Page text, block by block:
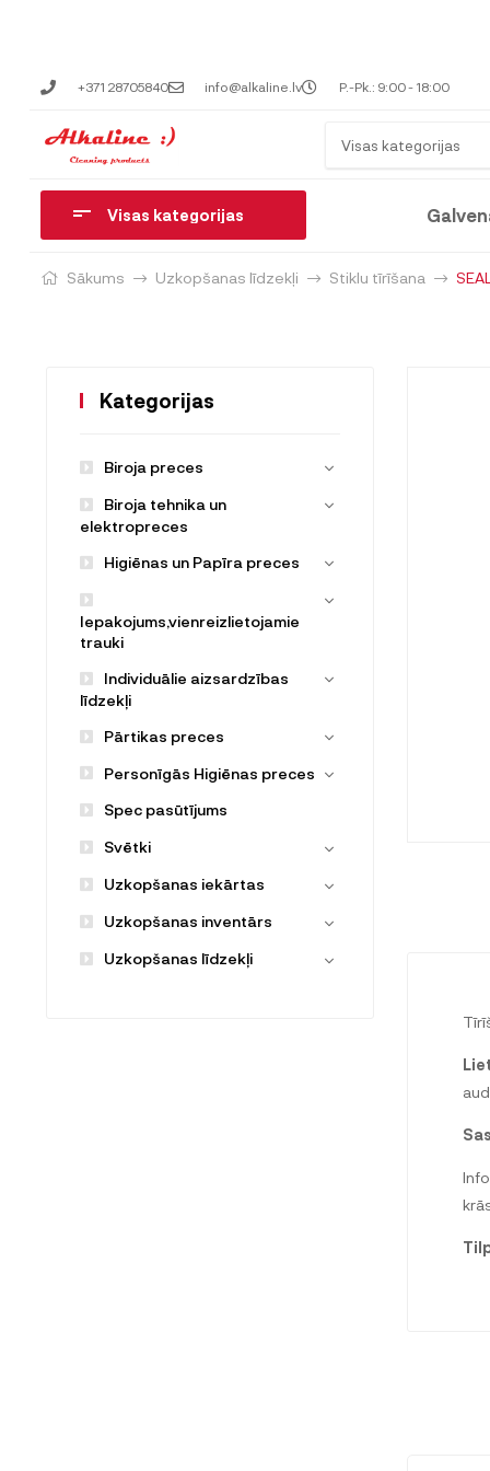
+371 28705840 info@alkaline.lv P.-Pk.: 9:00 - 18:00
Visas kategorijas
Visas kategorijas
Sākums Uzkopšanas līdzekļi Stiklu tīrīšana
Kategorijas
Biroja preces
Biroja tehnika un
elektropreces
Higiēnas un Papīra preces
Iepakojums,vienreizlietojamie
trauki
Individuālie aizsardzības
līdzekļi
Pārtikas preces
Personīgās Higiēnas preces
Spec pasūtījums
Svētki
Uzkopšanas iekārtas
Uzkopšanas inventārs
Uzkopšanas līdzekļi